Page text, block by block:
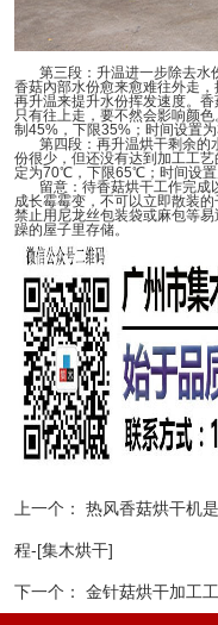
第三段：升温进一步除去水
香菇內部水份愈来愈难往外走
再升温来提升水份挥发速度。
只有往上走，要不然会影响颜色
制 45%，下限35%；时间设置为
第四段：再升温烘干剩余的
份很少，但还没有达到加工工
定为70℃，下限65℃；时间设
留意：待香菇烘干工作完成
成长霉霉变，不可以立即散装
禁止用尼龙丝包装袋或麻包等
躁的屋子里存储。
上一个： 热风香菇烘干机
程-[集木烘干]
下一个： 金针菇烘干加工